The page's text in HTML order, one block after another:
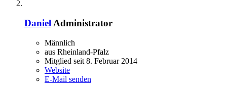
Daniel Administrator
Männlich
aus Rheinland-Pfalz
Mitglied seit 8. Februar 2014
Website
E-Mail senden